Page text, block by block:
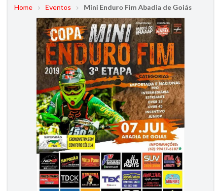
Home Eventos Mini Enduro Fim Abadia de Goiás